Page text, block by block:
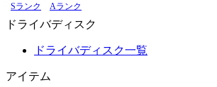
Sランク Aランク
ドライバディスク
ドライバディスク一覧
アイテム